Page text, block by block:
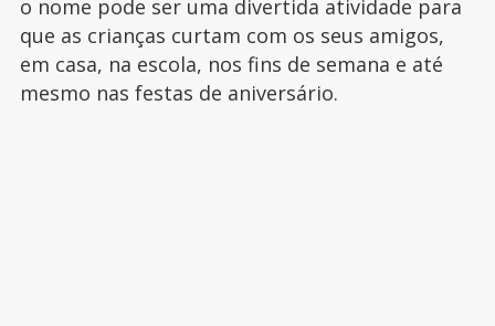
o nome pode ser uma divertida atividade para
que as crianças curtam com os seus amigos,
em casa, na escola, nos fins de semana e até
mesmo nas festas de aniversário.